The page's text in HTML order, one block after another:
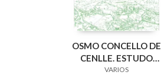
OSMO CONCELLO DE
CENLLE. ESTUDO
PARA A
VARIOS